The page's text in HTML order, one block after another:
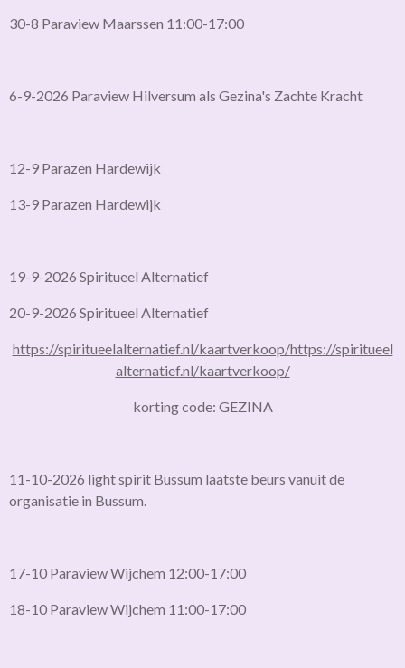
30-8 Paraview Maarssen 11:00-17:00
6-9-2026 Paraview Hilversum als Gezina's Zachte Kracht
12-9 Parazen Hardewijk
13-9 Parazen Hardewijk
19-9-2026 Spiritueel Alternatief
20-9-2026 Spiritueel Alternatief
https://spiritueelalternatief.nl/kaartverkoop/https://spiritueel
alternatief.nl/kaartverkoop/
korting code: GEZINA
11-10-2026 light spirit Bussum laatste beurs vanuit de
organisatie in Bussum.
17-10 Paraview Wijchem 12:00-17:00
18-10 Paraview Wijchem 11:00-17:00